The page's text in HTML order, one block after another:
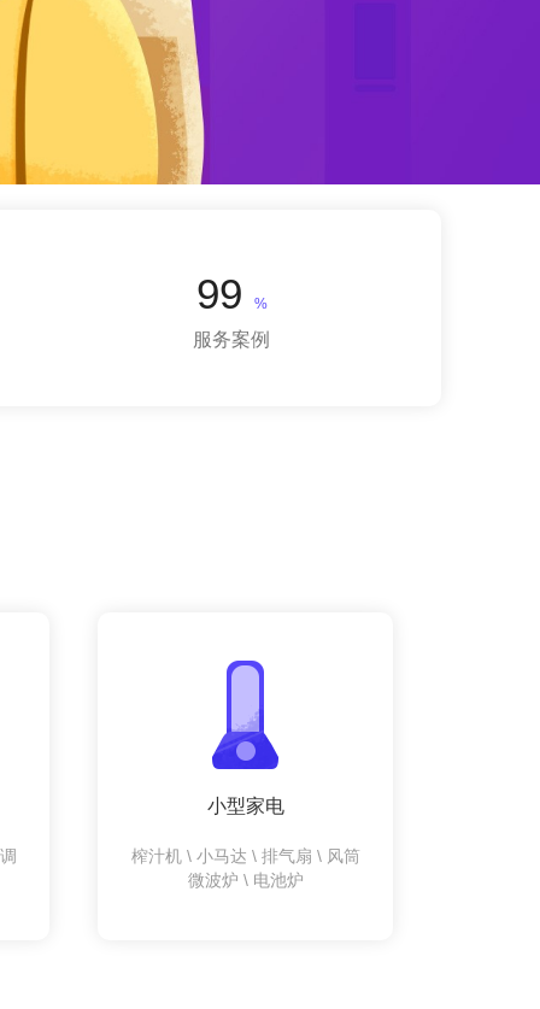
99 %
服务案例
小型家电
榨汁机 \ 小马达 \ 排气扇 \ 风筒
微波炉 \ 电池炉